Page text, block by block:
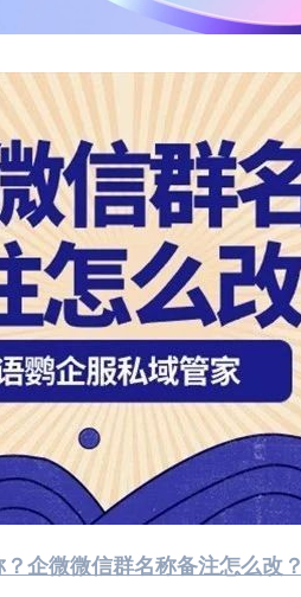
企微微信群名称备注怎么改？